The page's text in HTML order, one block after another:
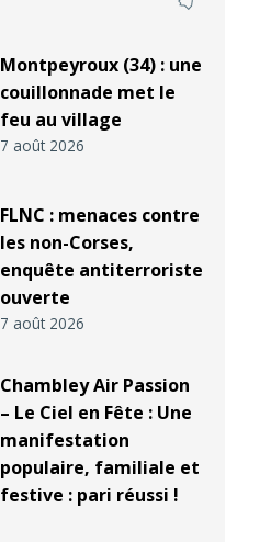
Montpeyroux (34) : une
couillonnade met le
feu au village
7 août 2026
FLNC : menaces contre
les non-Corses,
enquête antiterroriste
ouverte
7 août 2026
Chambley Air Passion
– Le Ciel en Fête : Une
manifestation
populaire, familiale et
festive : pari réussi !